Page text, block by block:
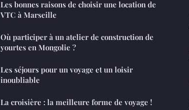
Les bonnes raisons de choisir une location de
VTC à Marseille
Où participer à un atelier de construction de
yourtes en Mongolie ?
Les séjours pour un voyage et un loisir
inoubliable
La croisière : la meilleure forme de voyage !